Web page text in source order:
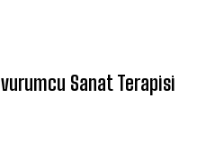
Sanat Terapisi